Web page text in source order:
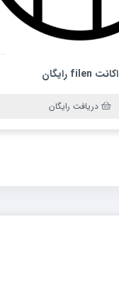
اکانت filen رایگان
دریافت رایگان